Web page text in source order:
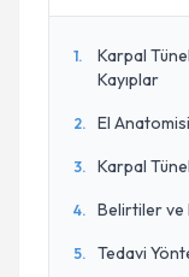
1.
Karpal
Kayıplar
2. El Anatomisi
3. Karpal
4. Belirtiler ve
5. Tedavi